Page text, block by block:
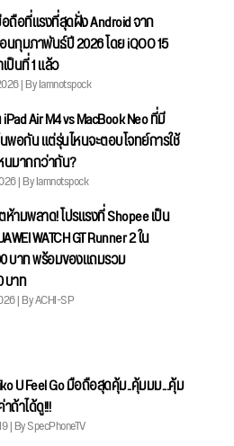
ถือที่แรงที่สุดฝั่ง Android จาก
อนกุมภาพันธ์ปี 2026 โดย iQOO 15
ป็นที่ 1 แล้ว
| By Iamnotspock
Air M4 vs MacBook Neo ที่มี
พอกัน แต่รุ่นไหนจะตอบโจทย์การใช้
นมากกว่ากัน?
| By Iamnotspock
ามพลาด! โปรแรงที่ Shopee เป็น
WATCH GT Runner 2 ใน
บาท พร้อมของแถมรวม
บาท
| By ACHI-SP
U Feel Go มือถือสุดคุ้ม..คุ้มมม...คุ้ม
ถ้าได้ดู!!!
| By SpecPhoneTV